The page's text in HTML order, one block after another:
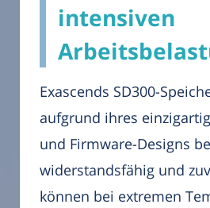
intensiven
Exascends SD300-
aufgrund ihres
und Firmware-Designs
widerstandsfähig und
können bei extremen